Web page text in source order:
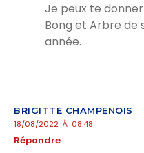
Je peux te
Bong et Arbre de
année.
BRIGITTE CHAMPENOIS
18/08/2022 À 08:48
Répondre